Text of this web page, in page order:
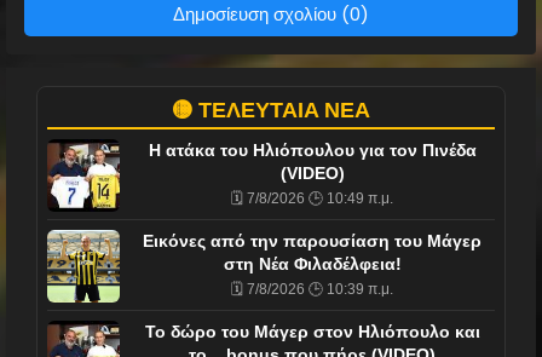
Δημοσίευση σχολίου (0)
🟡 ΤΕΛΕΥΤΑΙΑ ΝΕΑ
Η ατάκα του Ηλιόπουλου για τον Πινέδα
(VIDEO)
🗓️ 7/8/2026 🕒 10:49 π.μ.
Εικόνες από την παρουσίαση του Μάγερ
στη Νέα Φιλαδέλφεια!
🗓️ 7/8/2026 🕒 10:39 π.μ.
To δώρο του Μάγερ στον Ηλιόπουλο και